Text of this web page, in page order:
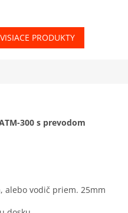
PRODUKTY
300 s prevodom
alebo vodič priem. 25mm